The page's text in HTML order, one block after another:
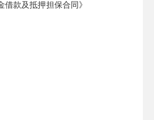
款及抵押担保合同》